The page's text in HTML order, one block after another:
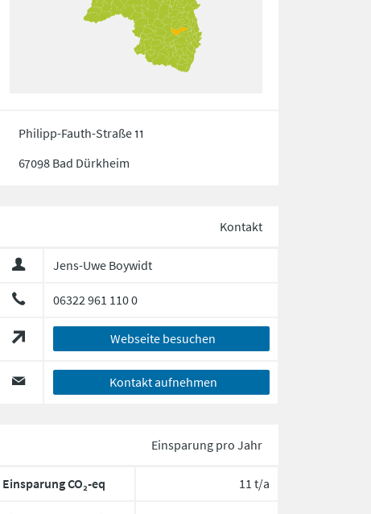
Philipp-Fauth-Straße 11
67098 Bad Dürkheim
Kontakt
Jens-Uwe Boywidt
06322 961 110 0
Webseite besuchen
Kontakt aufnehmen
Einsparung pro Jahr
Einsparung CO₂-eq 11 t/a